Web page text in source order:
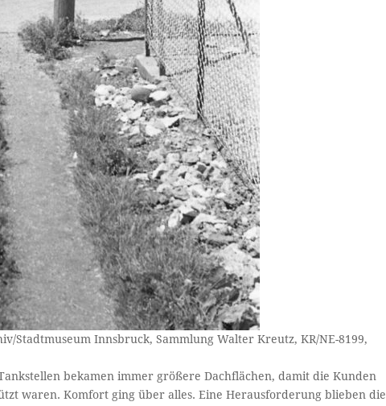
Stadtmuseum Innsbruck, Sammlung Walter Kreutz, KR/NE-8199,
bekamen immer größere Dachflächen, damit die Kunden
waren. Komfort ging über alles. Eine Herausforderung blieben die